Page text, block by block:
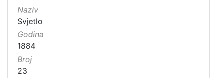
Naziv
Svjetlo
Godina
1884
Broj
23